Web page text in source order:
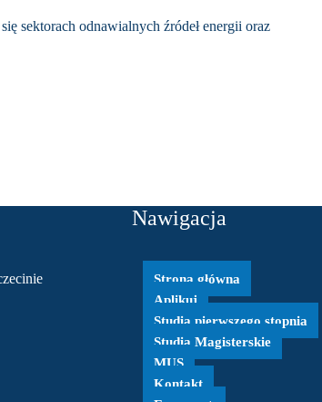
sektorach odnawialnych źródeł energii oraz
Nawigacja
Strona główna
Aplikuj
Studia pierwszego stopnia
Studia Magisterskie
MUS
Kontakt